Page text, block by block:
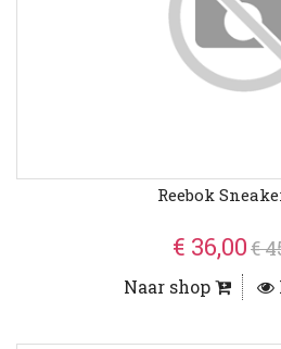
Reebok
€ 36,00€
Naar shop